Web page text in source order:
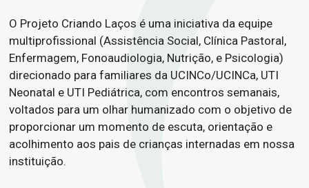
O Projeto Criando Laços é uma iniciativa da equipe
multiprofissional (Assistência Social, Clínica Pastoral,
Enfermagem, Fonoaudiologia, Nutrição, e Psicologia)
direcionado para familiares da UCINCo/UCINCa, UTI
Neonatal e UTI Pediátrica, com encontros semanais,
voltados para um olhar humanizado com o objetivo de
proporcionar um momento de escuta, orientação e
acolhimento aos pais de crianças internadas em nossa
instituição.